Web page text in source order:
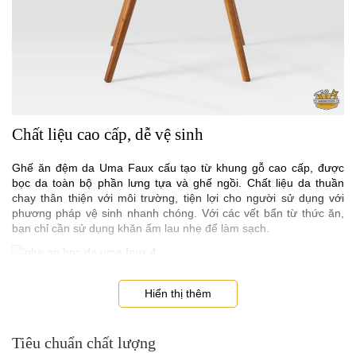
Chất liệu cao cấp, dễ vệ sinh
Ghế ăn đệm da Uma Faux cấu tạo từ khung gỗ cao cấp, được
bọc da toàn bộ phần lưng tựa và ghế ngồi. Chất liệu da thuần
chay thân thiện với môi trường, tiện lợi cho người sử dụng với
phương pháp vệ sinh nhanh chóng. Với các vết bẩn từ thức ăn,
bạn chỉ cần sử dụng khăn ấm lau nhẹ để làm sạch.
Sử dụng được với nhiều không gian
Ghế ăn đệm da Uma Faux sử dụng được cho cả phòng ăn,
trọng và thời thượng giúp ghế phù hợp với mọi không gian trong
Hiển thị thêm
Tiêu chuẩn chất lượng